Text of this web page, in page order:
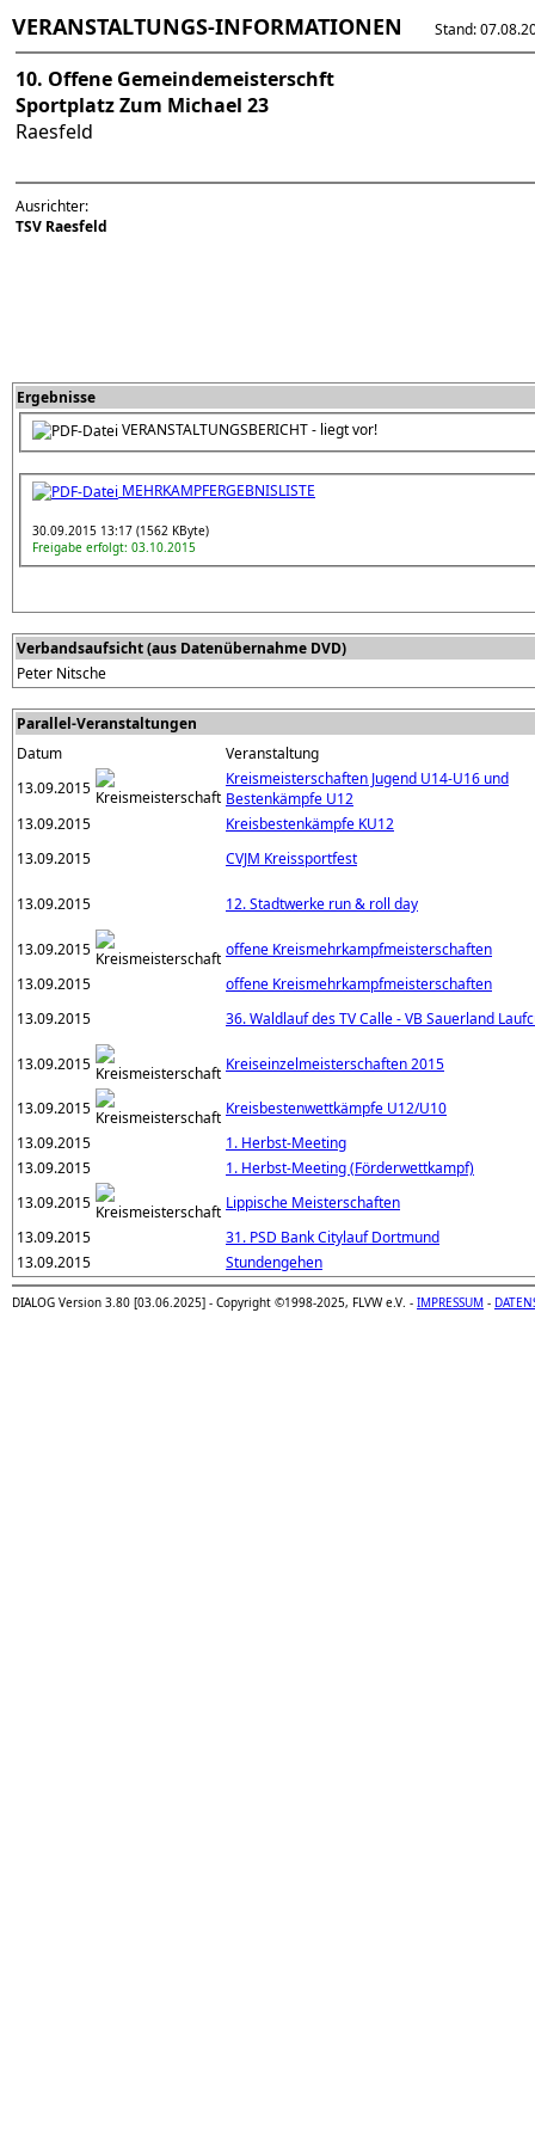
VERANSTALTUNGS-INFORMATIONEN Stand:
10. Offene Gemeindemeisterschft
Sportplatz Zum Michael 23
Raesfeld
Ausrichter:
TSV Raesfeld
Ergebnisse
VERANSTALTUNGSBERICHT - liegt vor!
MEHRKAMPFERGEBNISLISTE
30.09.2015 13:17 (1562 KByte)
Freigabe erfolgt: 03.10.2015
Verbandsaufsicht (aus Datenübernahme DVD)
Peter Nitsche
Parallel-Veranstaltungen
Datum
Veranstaltung
13.09.2015
Kreismeisterschaften Jugend U14-U16 und
Bestenkämpfe U12
13.09.2015
Kreisbestenkämpfe KU12
13.09.2015
CVJM Kreissportfest
13.09.2015 12. Stadtwerke run & roll day
13.09.2015
offene Kreismehrkampfmeisterschaften
13.09.2015
offene Kreismehrkampfmeisterschaften
13.09.2015
36. Waldlauf des TV Calle - VB Sauerland
13.09.2015 Kreiseinzelmeisterschaften 2015
13.09.2015
Kreisbestenwettkämpfe U12/U10
13.09.2015
1. Herbst-Meeting
13.09.2015
1. Herbst-Meeting (Förderwettkampf)
13.09.2015
Lippische Meisterschaften
13.09.2015
31. PSD Bank Citylauf Dortmund
13.09.2015
Stundengehen
DIALOG Version 3.80 [03.06.2025] - Copyright ©1998-2025, FLVW e.V. - IMPRESSUM -